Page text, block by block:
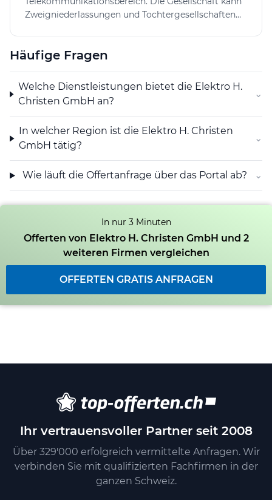
gegeben. Dies ermöglicht kurze Kommunikationswege
und einen direkten Kundensupport vor Ort.
Interessierte können sich über die bestehenden
Kontaktmöglichkeiten unkompliziert an die Elektro H.
Christen GmbH wenden, um eine individuelle Offerte
Zweigniederlassungen und Tochtergesellschaften
alle Geschäfte tätigen, die direkt oder indirekt mit
Gesellschaft kann Grundeigentum belasten und
verwalten.
Häufige Fragen
Welche Dienstleistungen bietet die Elektro H.
Christen GmbH an?
⌄
In welcher Region ist die Elektro H. Christen
GmbH tätig?
⌄
Wie läuft die Offertanfrage über das Portal ab? ⌄
In nur 3 Minuten
Offerten von Elektro H. Christen GmbH und 2
weiteren Firmen vergleichen
OFFERTEN GRATIS ANFRAGEN
Ihr vertrauensvoller Partner seit 2008
Über 329'000 erfolgreich vermittelte Anfragen. Wir
verbinden Sie mit qualifizierten Fachfirmen in der
ganzen Schweiz.